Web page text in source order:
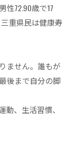
性72.90歳で17
重県民は健康寿
ません。誰もが
後まで自分の脚
、生活習慣、